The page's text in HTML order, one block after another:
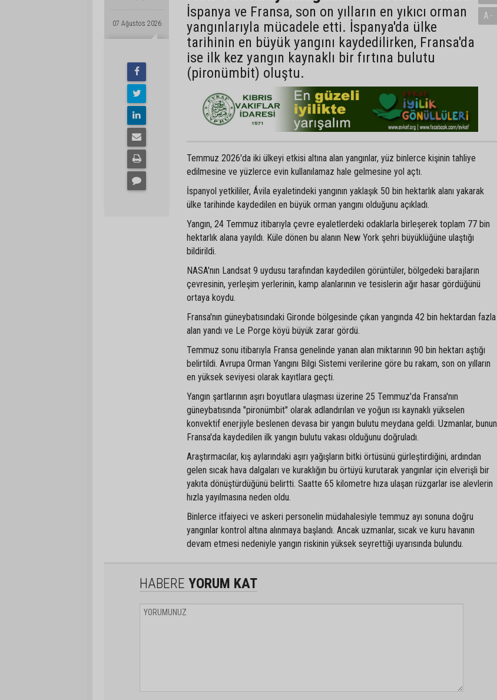
07 Ağustos 2026
İspanya ve Fransa, son on yılların en yıkıcı orman
yangınlarıyla mücadele etti. İspanya'da ülke
tarihinin en büyük yangını kaydedilirken, Fransa'da
ise ilk kez yangın kaynaklı bir fırtına bulutu
(pironümbit) oluştu.
A-
Temmuz 2026'da iki ülkeyi etkisi altına alan yangınlar, yüz binlerce kişinin tahliye
edilmesine ve yüzlerce evin kullanılamaz hale gelmesine yol açtı.
İspanyol yetkililer, Ávila eyaletindeki yangının yaklaşık 50 bin hektarlık alanı yakarak
ülke tarihinde kaydedilen en büyük orman yangını olduğunu açıkladı.
Yangın, 24 Temmuz itibarıyla çevre eyaletlerdeki odaklarla birleşerek toplam 77 bin
hektarlık alana yayıldı. Küle dönen bu alanın New York şehri büyüklüğüne ulaştığı
bildirildi.
NASA'nın Landsat 9 uydusu tarafından kaydedilen görüntüler, bölgedeki barajların
çevresinin, yerleşim yerlerinin, kamp alanlarının ve tesislerin ağır hasar gördüğünü
ortaya koydu.
Fransa'nın güneybatısındaki Gironde bölgesinde çıkan yangında 42 bin hektardan fazla
alan yandı ve Le Porge köyü büyük zarar gördü.
Temmuz sonu itibarıyla Fransa genelinde yanan alan miktarının 90 bin hektarı aştığı
belirtildi. Avrupa Orman Yangını Bilgi Sistemi verilerine göre bu rakam, son on yılların
en yüksek seviyesi olarak kayıtlara geçti.
Yangın şartlarının aşırı boyutlara ulaşması üzerine 25 Temmuz'da Fransa'nın
güneybatısında "pironümbit" olarak adlandırılan ve yoğun ısı kaynaklı yükselen
konvektif enerjiyle beslenen devasa bir yangın bulutu meydana geldi. Uzmanlar, bunun
Fransa'da kaydedilen ilk yangın bulutu vakası olduğunu doğruladı.
Araştırmacılar, kış aylarındaki aşırı yağışların bitki örtüsünü gürleştirdiğini, ardından
gelen sıcak hava dalgaları ve kuraklığın bu örtüyü kurutarak yangınlar için elverişli bir
yakıta dönüştürdüğünü belirtti. Saatte 65 kilometre hıza ulaşan rüzgarlar ise alevlerin
hızla yayılmasına neden oldu.
Binlerce itfaiyeci ve askeri personelin müdahalesiyle temmuz ayı sonuna doğru
yangınlar kontrol altına alınmaya başlandı. Ancak uzmanlar, sıcak ve kuru havanın
devam etmesi nedeniyle yangın riskinin yüksek seyrettiği uyarısında bulundu.
HABERE YORUM KAT